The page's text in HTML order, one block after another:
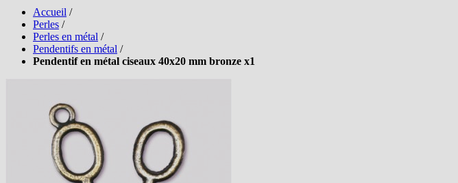
Accueil /
Perles /
Perles en métal /
Pendentifs en métal /
Pendentif en métal ciseaux 40x20 mm bronze x1